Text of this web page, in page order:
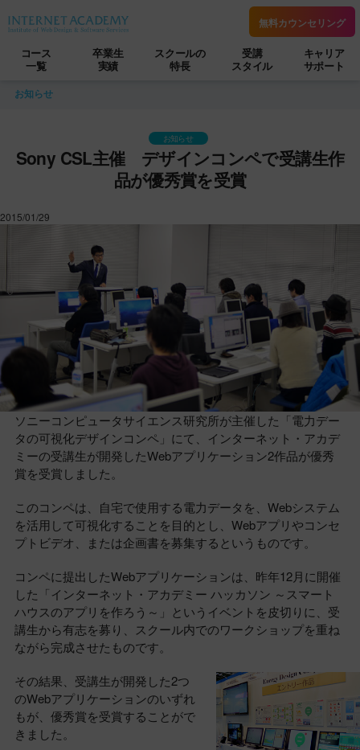
無料カウンセリング
コース
一覧
卒業生
実績
スクールの
特長
受講
スタイル
キャリア
サポート
お知らせ
お知らせ
Sony CSL主催 デザインコンペで受講生作
品が優秀賞を受賞
2015/01/29
ソニーコンピュータサイエンス研究所が主催した「電力デー
タの可視化デザインコンペ」にて、インターネット・アカデ
ミーの受講生が開発したWebアプリケーション2作品が優秀
賞を受賞しました。
このコンペは、自宅で使用する電力データを、Webシステム
を活用して可視化することを目的とし、Webアプリやコンセ
プトビデオ、または企画書を募集するというものです。
コンペに提出したWebアプリケーションは、昨年12月に開催
した「インターネット・アカデミー ハッカソン ～スマート
ハウスのアプリを作ろう～」というイベントを皮切りに、受
講生から有志を募り、スクール内でのワークショップを重ね
ながら完成させたものです。
その結果、受講生が開発した2つ
のWebアプリケーションのいずれ
もが、優秀賞を受賞することがで
きました。